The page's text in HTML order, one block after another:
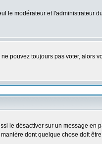
le modérateur et l'administrateur
pouvez toujours pas voter, alors
le désactiver sur un message en
dont quelque chose doit